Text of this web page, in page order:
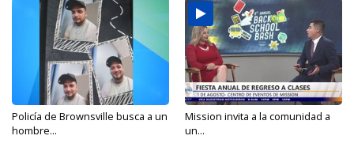
Policía de Brownsville busca a un
hombre...
Mission invita a la comunidad a
un...